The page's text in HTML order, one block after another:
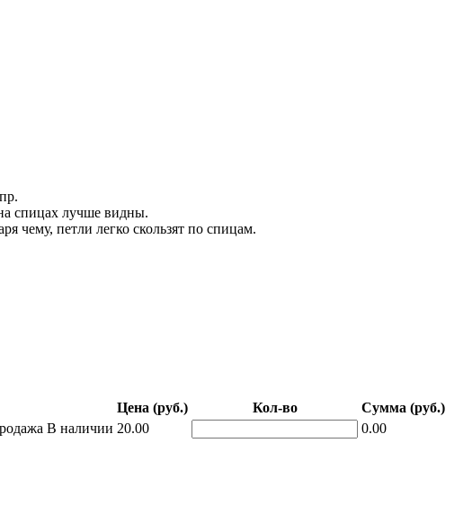
спицах лучше видны.
чему, петли легко скользят по спицам.
Цена (руб.) Кол-во
Сумма (руб.)
В наличии 20.00
0.00